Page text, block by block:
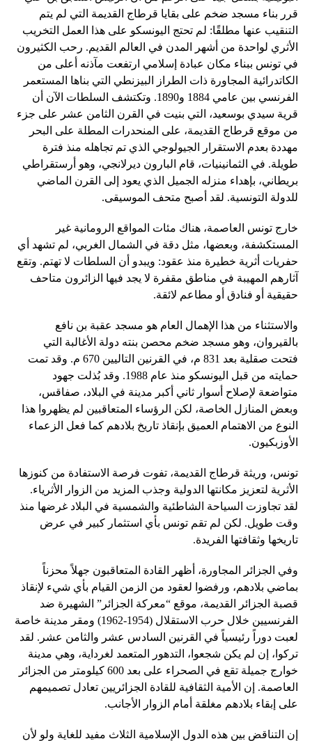
قرر بناء مسجد ضخم على بقايا قرطاج القديمة التي لم يتم
التنقيب عنها مطلقًا: لم تحتج اليونسكو على هذا العمل التخريب
الأثري لواحدة من أشهر المدن في العالم القديم. رحب الكثيرون
في تونس ببناء مكان عبادة إسلامي ارتفعت مآذنه أعلى من
الكاتدرائية المجاورة ذات الطراز البيزنطي التي بناها المستعمر
الفرنسي بين عامي 1884 و1890. وتكتشف السلطات الآن أن
قرية سيدي بوسعيد، التي بنيت في القرن الثامن عشر على جزء
من موقع قرطاج القديمة، على المنحدرات المطلة على البحر
مهددة بعدم الاستقرار الجيولوجي الذي تم تجاهله منذ فترة
طويلة. في الثمانينيات، قام البارون ديرلانجي، وهو أرستقراطي
بريطاني، بإهداء منزله الجميل الذي يعود إلى القرن الماضي
للدولة التونسية. لقد أصبح متحف الموسيقى.
خارج تونس العاصمة، هناك مئات المواقع الرومانية غير
المستكشفة، وبعضها، مثل دقة في الشمال الغربي، لم تشهد أي
حفريات أثرية خطيرة منذ عقود: ويبدو أن السلطات لا تهتم. وتقع
آثارهم المهيبة في مناطق مقفرة لا يجد فيها الزائرون متاحف
حقيقية أو فنادق أو مطاعم لائقة.
والاستثناء من هذا الإهمال العام هو مسجد عقبة بن نافع
بالقيروان، وهو مسجد ضخم محصن بنته دولة الأغالبة التي
فتحت صقلية بعد 831 م، في القرنين التاليين 670 م. وقد تمت
حمايته من قبل اليونسكو منذ عام 1988. وقد بُذلت جهود
متواضعة لإصلاح أسوار ثاني أكبر مدينة في البلاد، صفاقس،
وبعض المنازل الخاصة، لكن الرؤساء المتعاقبين لم يظهروا هذا
النوع من الاهتمام العميق بإنقاذ تاريخ بلادهم كما فعل الزعماء
الأوزبكيون.
تونس، وريثة قرطاج القديمة، تفوت فرصة الاستفادة من كنوزها
الأثرية لتعزيز مكانتها الدولية وجذب المزيد من الزوار الأثرياء.
لقد تجاوزت السياحة الشاطئية والشمسية في البلاد غرضها منذ
وقت طويل. لكن لم تقم تونس بأي استثمار كبير في عرض
تاريخها وثقافتها الفريدة.
وفي الجزائر المجاورة، أظهر القادة المتعاقبون جهلاً محزناً
بماضي بلادهم، ورفضوا لعقود من الزمن القيام بأي شيء لإنقاذ
قصبة الجزائر القديمة، موقع “معركة الجزائر” الشهيرة ضد
الفرنسيين خلال حرب الاستقلال (1954-1962) ومقر مدينة خاصة
لعبت دوراً رئيسياً في القرنين السادس عشر والثامن عشر. لقد
تركوا، إن لم يكن شجعوا، التدهور المتعمد لغرداية، وهي مدينة
خوارج جميلة تقع في الصحراء على بعد 600 كيلومتر من الجزائر
العاصمة. إن الأمية الثقافية للقادة الجزائريين تعادل تصميمهم
على إبقاء بلادهم مغلقة أمام الزوار الأجانب.
إن التناقض بين هذه الدول الإسلامية الثلاث مفيد للغاية ولو لأن